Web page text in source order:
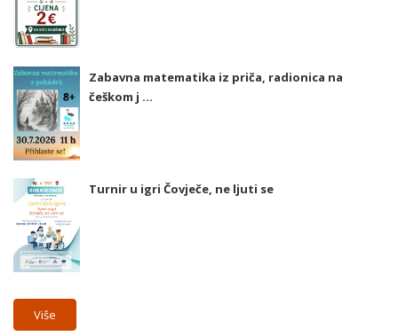
Zabavna matematika iz priča, radionica na
češkom j ...
Turnir u igri Čovječe, ne ljuti se
Više